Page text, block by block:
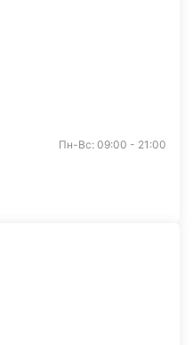
Пн-Вс: 09:00 - 21:00